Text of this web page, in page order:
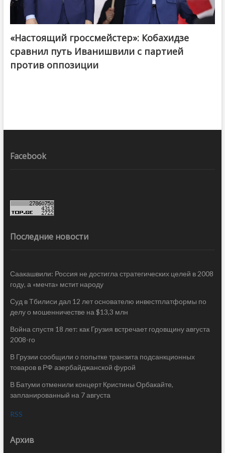
@ქართული ოცნება / Georgian Dream
«Настоящий гроссмейстер»: Кобахидзе
сравнил путь Иванишвили с партией
против оппозиции
Facebook
Последние новости
Саакашвили: Россия не достигла стратегических целей в 2008
году, а «мечта» мстит народу
Суд в Тбилиси дал 12 лет основателю инвестплатформы по
делу о мошенничестве на $13,3 млн
Война спустя 18 лет: как Грузия встречает годовщину августа
2008-го
В Грузии сообщили о попытке транзита подсанкционных
товаров в РФ азербайджанской фурой
В Батуми отменили концерт Кристины Орбакайте,
запланированный на 7 августа
RSS
Архив